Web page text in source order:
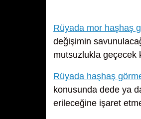
Rüyada mor haşhaş
değişimin
mutsuzlukla geçecek
Rüyada haşhaş
konusunda dede ya
erileceğine işaret